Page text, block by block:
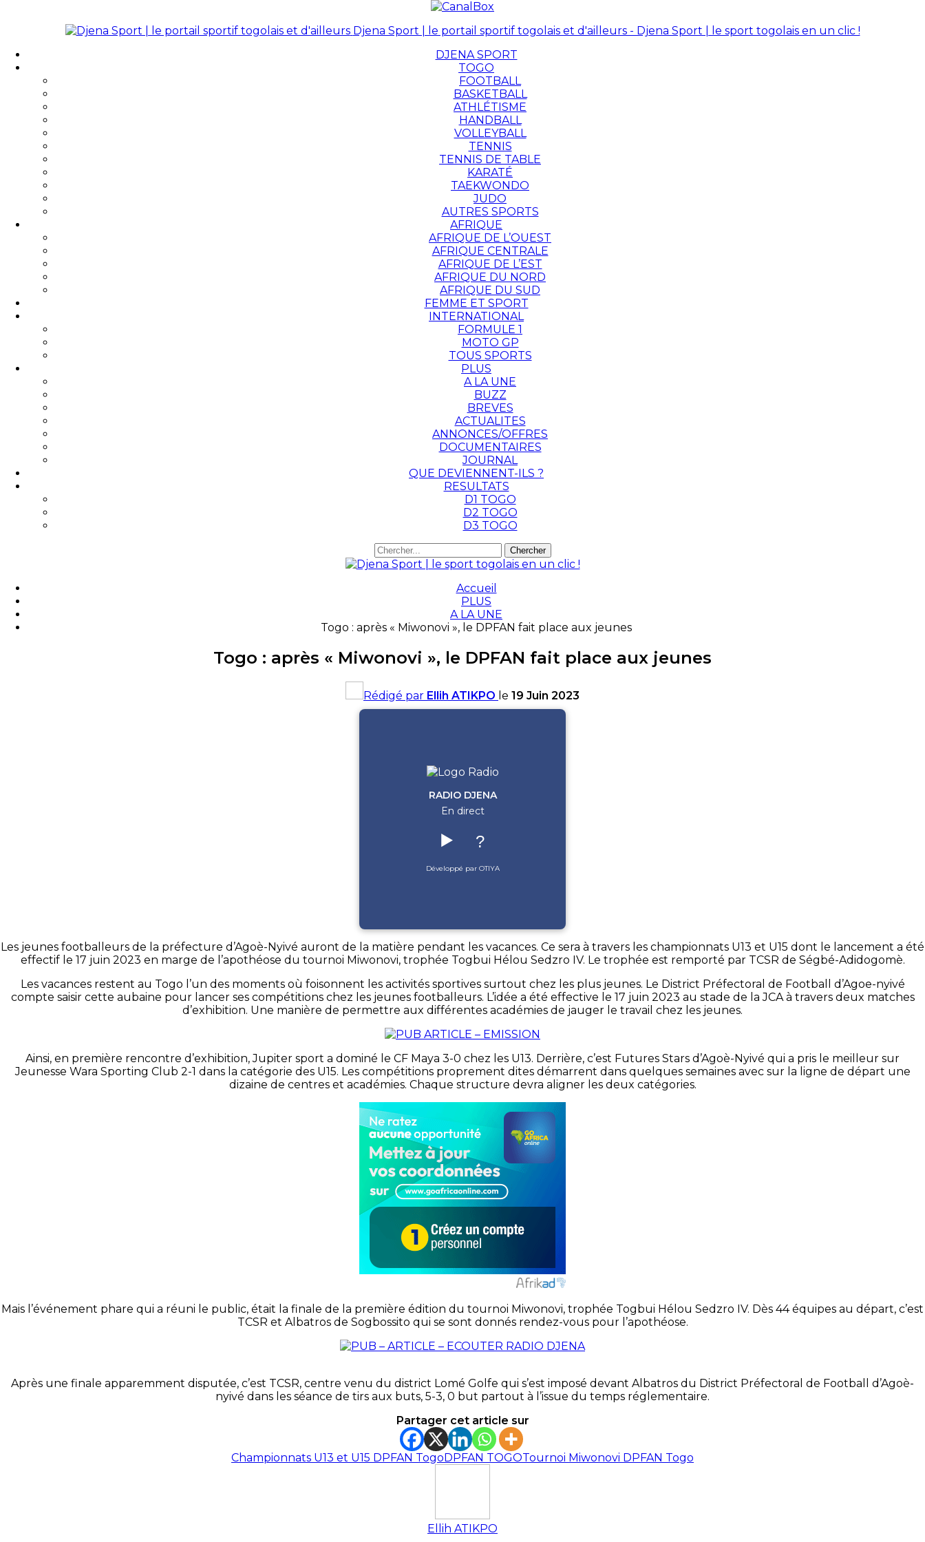
Djena Sport | le portail sportif togolais et d'ailleurs - Djena Sport | le sport togolais en un clic !
DJENA SPORT
TOGO
FOOTBALL
BASKETBALL
ATHLÉTISME
HANDBALL
VOLLEYBALL
TENNIS
TENNIS DE TABLE
KARATÉ
TAEKWONDO
JUDO
AUTRES SPORTS
AFRIQUE
AFRIQUE DE L’OUEST
AFRIQUE CENTRALE
AFRIQUE DE L’EST
AFRIQUE DU NORD
AFRIQUE DU SUD
FEMME ET SPORT
INTERNATIONAL
FORMULE 1
MOTO GP
TOUS SPORTS
PLUS
A LA UNE
BUZZ
BREVES
ACTUALITES
ANNONCES/OFFRES
DOCUMENTAIRES
JOURNAL
QUE DEVIENNENT-ILS ?
RESULTATS
D1 TOGO
D2 TOGO
D3 TOGO
Accueil
PLUS
A LA UNE
Togo : après « Miwonovi », le DPFAN fait place aux jeunes
Togo : après « Miwonovi », le DPFAN fait place aux jeunes
Rédigé par Ellih ATIKPO le 19 Juin 2023
RADIO DJENA
En direct
▶️ ?
Développé par OTIYA
Les jeunes footballeurs de la préfecture d’Agoè-Nyivé auront de la matière pendant les vacances. Ce sera à travers les championnats U13 et U15 dont le lancement a été
effectif le 17 juin 2023 en marge de l’apothéose du tournoi Miwonovi, trophée Togbui Hélou Sedzro IV. Le trophée est remporté par TCSR de Ségbé-Adidogomè.
Les vacances restent au Togo l’un des moments où foisonnent les activités sportives surtout chez les plus jeunes. Le District Préfectoral de Football d’Agoe-nyivé
compte saisir cette aubaine pour lancer ses compétitions chez les jeunes footballeurs. L’idée a été effective le 17 juin 2023 au stade de la JCA à travers deux matches
d’exhibition. Une manière de permettre aux différentes académies de jauger le travail chez les jeunes.
Ainsi, en première rencontre d’exhibition, Jupiter sport a dominé le CF Maya 3-0 chez les U13. Derrière, c’est Futures Stars d’Agoè-Nyivé qui a pris le meilleur sur
Jeunesse Wara Sporting Club 2-1 dans la catégorie des U15. Les compétitions proprement dites démarrent dans quelques semaines avec sur la ligne de départ une
dizaine de centres et académies. Chaque structure devra aligner les deux catégories.
Mais l’événement phare qui a réuni le public, était la finale de la première édition du tournoi Miwonovi, trophée Togbui Hélou Sedzro IV. Dès 44 équipes au départ, c’est
TCSR et Albatros de Sogbossito qui se sont donnés rendez-vous pour l’apothéose.
Après une finale apparemment disputée, c’est TCSR, centre venu du district Lomé Golfe qui s’est imposé devant Albatros du District Préfectoral de Football d’Agoè-
nyivé dans les séance de tirs aux buts, 5-3, 0 but partout à l’issue du temps réglementaire.
Partager cet article sur
Championnats U13 et U15 DPFAN TogoDPFAN TOGOTournoi Miwonovi DPFAN Togo
Ellih ATIKPO